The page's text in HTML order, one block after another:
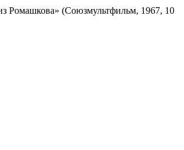
Ромашкова» (Союзмультфильм, 1967, 10